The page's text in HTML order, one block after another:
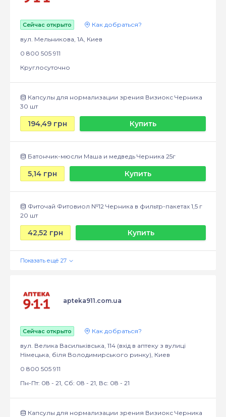
Сейчас открыто
Как добраться?
вул. Мельникова, 1А, Киев
0 800 505 911
Круглосуточно
Капсулы для нормализации зрения Визиокс Черника
30 шт
194,49 грн Купить
Батончик-мюсли Маша и медведь Черника 25г
5,14 грн Купить
Фиточай Фитовиол №12 Черника в фильтр-пакетах 1,5 г
20 шт
42,52 грн Купить
apteka911.com.ua
Сейчас открыто
Как добраться?
вул. Велика Васильківська, 114 (вхід в аптеку з вулиці
Німецька, біля Володимирського ринку), Киев
0 800 505 911
Пн-Пт: 08 - 21, Сб: 08 - 21, Вс: 08 - 21
Капсулы для нормализации зрения Визиокс Черника